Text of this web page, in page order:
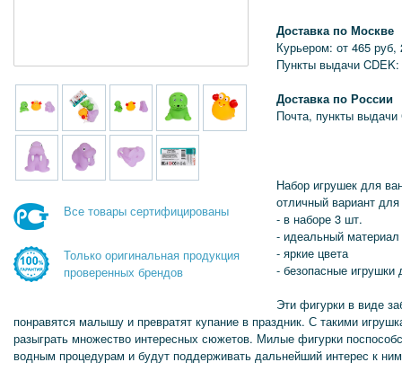
Все товары сертифицированы
Только оригинальная продукция
проверенных брендов
Доставка по Москве
Курьером: от 465 руб,
Пункты выдачи
Доставка по России
Почта, пункты выдачи
Набор игрушек для
отличный вариант
- в наборе 3 шт.
- идеальный
- яркие цвета
- безопасные
Эти фигурки в виде
понравятся малышу и превратят купание в праздник. С такими
разыграть множество интересных сюжетов. Милые фигурки
водным процедурам и будут поддерживать дальнейший интерес к